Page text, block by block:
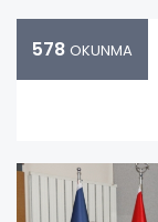
578 OKUNMA